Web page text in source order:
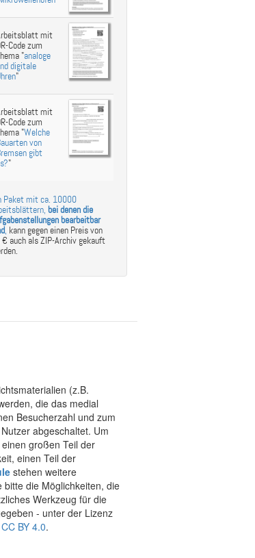
mit
Code zum
"analoge
digitale
"
mit
Code zum
"Welche
von
gibt
"
Paket mit ca. 10000
bei denen die
bearbeitbar
, kann gegen einen Preis von
€ auch als ZIP-Archiv gekauft
(z.B.
die das medial
Besucherzahl und zum
abgeschaltet. Um
großen Teil der
einen Teil der
stehen weitere
die Möglichkeiten, die
Werkzeug für die
- unter der Lizenz
CC BY 4.0.